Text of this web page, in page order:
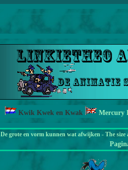
Kwik Kwek en Kwak Mercury
De grote en vorm kunnen wat afwijken - The